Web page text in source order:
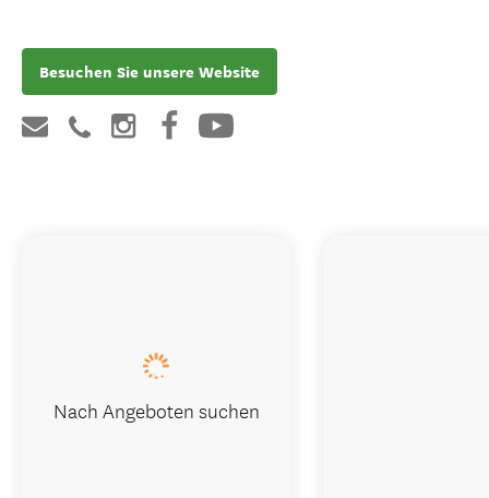
Besuchen Sie unsere Website
Nach Angeboten suchen